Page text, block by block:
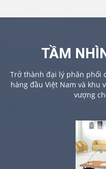
TẦM
Trở thành đại lý phân phối
hàng đầu Việt Nam và khu
vượng